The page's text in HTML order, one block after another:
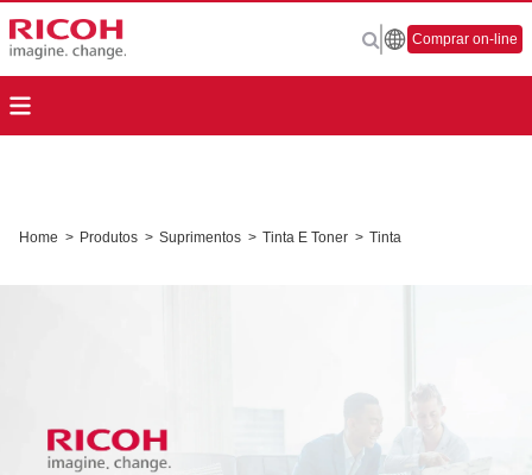
Comprar on-line
Home > Produtos > Suprimentos > Tinta E Toner > Tinta